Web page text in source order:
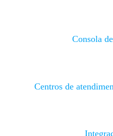
Consola
Centros de